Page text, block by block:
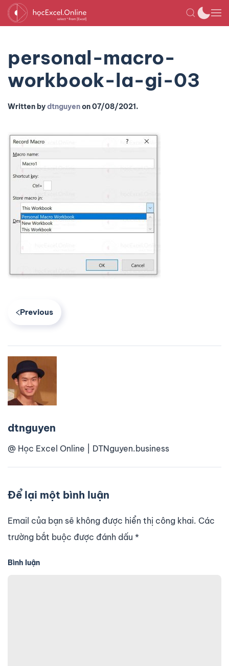
personal-macro-
workbook-la-gi-03
Written bydtnguyenon07/08/2021.
Previous
dtnguyen
@ Học Excel Online | DTNguyen.business
Để lại một bình luận
Email của bạn sẽ không được hiển thị công khai. Các
trường bắt buộc được đánh dấu *
Bình luận